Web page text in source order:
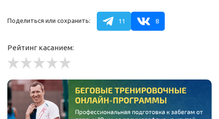
Поделиться или сохранить: 11 8
Рейтинг касанием: